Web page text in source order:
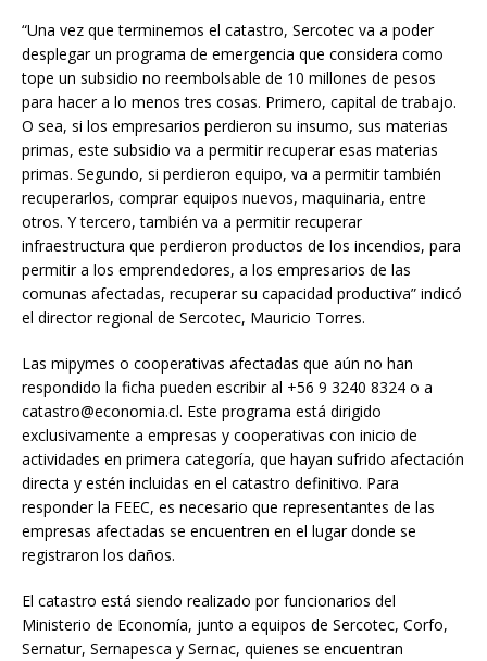
“Una vez que terminemos el catastro, Sercotec va a poder
desplegar un programa de emergencia que considera como
tope un subsidio no reembolsable de 10 millones de pesos
para hacer a lo menos tres cosas. Primero, capital de trabajo.
O sea, si los empresarios perdieron su insumo, sus materias
primas, este subsidio va a permitir recuperar esas materias
primas. Segundo, si perdieron equipo, va a permitir también
recuperarlos, comprar equipos nuevos, maquinaria, entre
otros. Y tercero, también va a permitir recuperar
infraestructura que perdieron productos de los incendios, para
permitir a los emprendedores, a los empresarios de las
comunas afectadas, recuperar su capacidad productiva” indicó
el director regional de Sercotec, Mauricio Torres.
Las mipymes o cooperativas afectadas que aún no han
respondido la ficha pueden escribir al +56 9 3240 8324 o a
catastro@economia.cl. Este programa está dirigido
exclusivamente a empresas y cooperativas con inicio de
actividades en primera categoría, que hayan sufrido afectación
directa y estén incluidas en el catastro definitivo. Para
responder la FEEC, es necesario que representantes de las
empresas afectadas se encuentren en el lugar donde se
registraron los daños.
El catastro está siendo realizado por funcionarios del
Ministerio de Economía, junto a equipos de Sercotec, Corfo,
Sernatur, Sernapesca y Sernac, quienes se encuentran